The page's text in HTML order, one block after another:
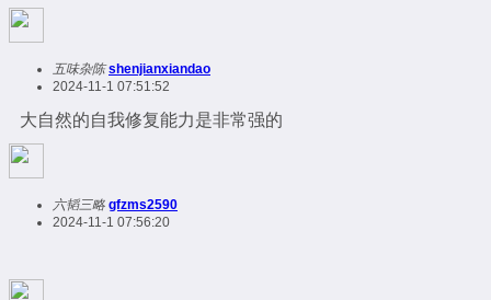
五味杂陈 shenjianxiandao
2024-11-1 07:51:52
大自然的自我修复能力是非常强的
六韬三略 gfzms2590
2024-11-1 07:56:20